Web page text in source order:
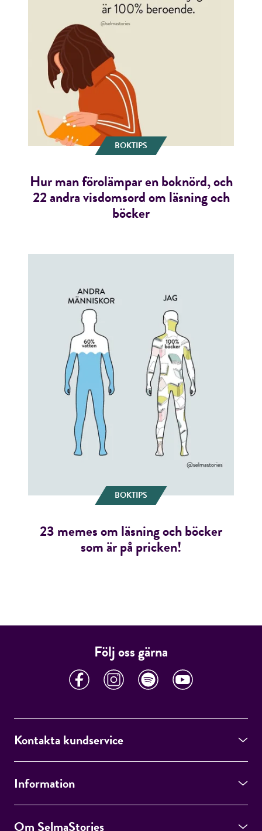
BOKTIPS
Hur man förolämpar en boknörd, och
22 andra visdomsord om läsning och
böcker
BOKTIPS
23 memes om läsning och böcker
som är på pricken!
Följ oss gärna
Kontakta kundservice
Information
Om SelmaStories